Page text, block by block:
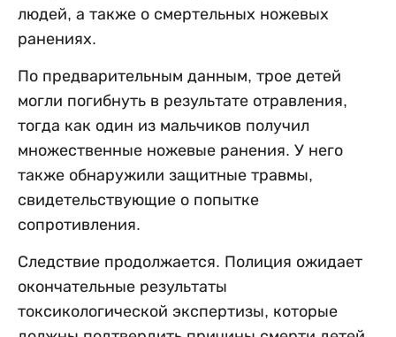
людей, а также о смертельных ножевых
ранениях.
По предварительным данным, трое детей
могли погибнуть в результате отравления,
тогда как один из мальчиков получил
множественные ножевые ранения. У него
также обнаружили защитные травмы,
свидетельствующие о попытке
сопротивления.
Следствие продолжается. Полиция ожидает
окончательные результаты
токсикологической экспертизы, которые